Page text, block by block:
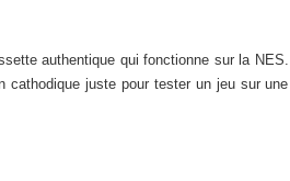
authentique qui fonctionne sur la NES.
cathodique juste pour tester un jeu sur une